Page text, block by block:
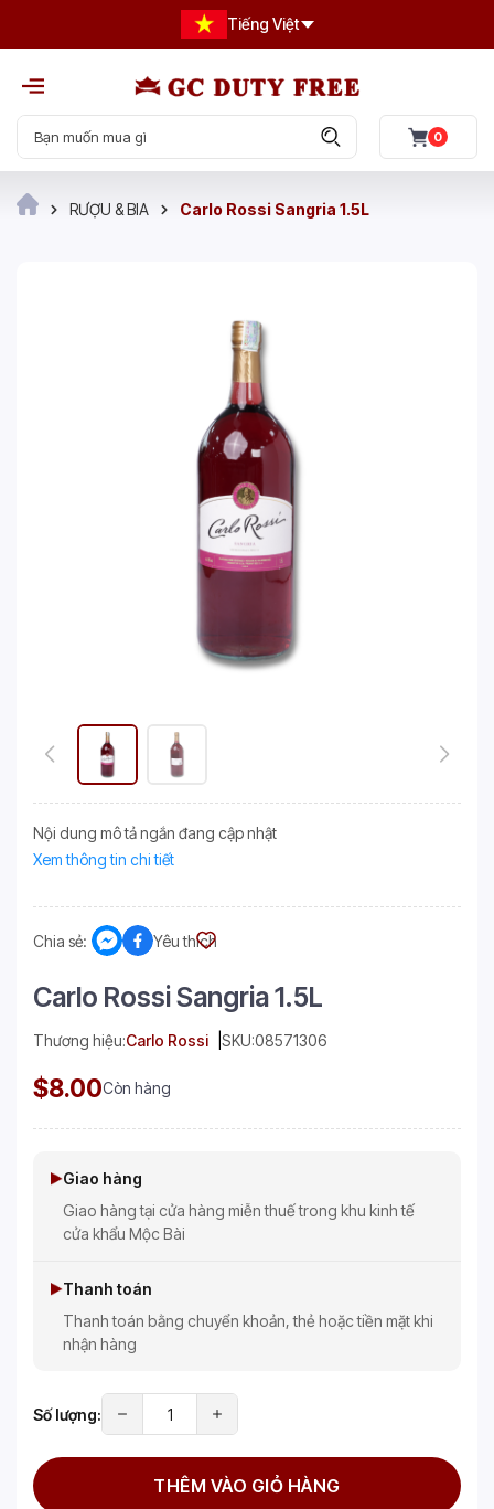
Tiếng Việt
0
RƯỢU & BIA Carlo Rossi Sangria 1.5L
Nội dung mô tả ngắn đang cập nhật
Xem thông tin chi tiết
Chia sẻ: Yêu thích
Carlo Rossi Sangria 1.5L
Thương hiệu:Carlo Rossi SKU:08571306
$8.00Còn hàng
Giao hàng
Giao hàng tại cửa hàng miễn thuế trong khu kinh tế
cửa khẩu Mộc Bài
Thanh toán
Thanh toán bằng chuyển khoản, thẻ hoặc tiền mặt khi
nhận hàng
Số lượng:
THÊM VÀO GIỎ HÀNG